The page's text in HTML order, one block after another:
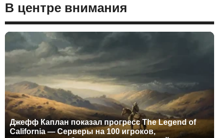
В центре внимания
Джефф Каплан показал прогресс The Legend of
California — Серверы на 100 игроков,